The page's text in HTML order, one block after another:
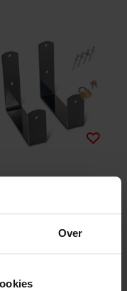
Over
Excl. btw